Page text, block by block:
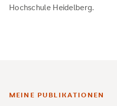
Hochschule Heidelberg.
MEINE PUBLIKATIONEN